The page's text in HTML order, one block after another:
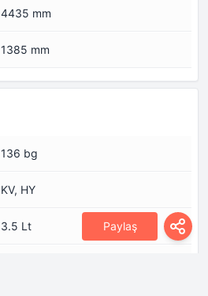
Paylaş
4435 mm
1385 mm
136 bg
KV, HY
3.5 Lt